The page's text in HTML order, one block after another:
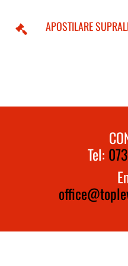
APOSTILARE
Tel: